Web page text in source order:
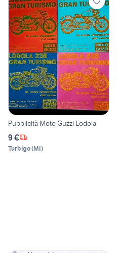
Pubblicità Moto Guzzi Lodola
9 €
Turbigo(MI)